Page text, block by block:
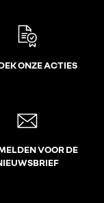
ONZE ACTIES
VOOR DE